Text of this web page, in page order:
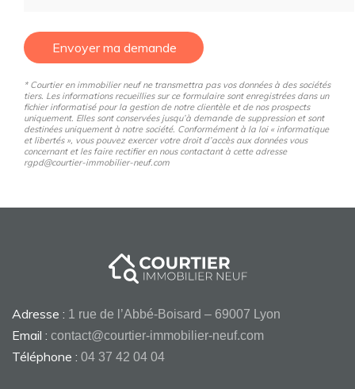
Envoyer ma demande
* Courtier en immobilier neuf ne transmettra pas vos données à des sociétés
tiers. Les informations recueillies sur ce formulaire sont enregistrées dans un
fichier informatisé pour la gestion de notre clientèle et de nos prospects
uniquement. Elles sont conservées jusqu’à demande de suppression et sont
destinées uniquement à notre société. Conformément à la loi « informatique
et libertés », vous pouvez exercer votre droit d’accès aux données vous
concernant et les faire rectifier en nous contactant à cette adresse
rgpd@courtier-immobilier-neuf.com
Adresse : 1 rue de l’Abbé-Boisard – 69007 Lyon
Email : contact@courtier-immobilier-neuf.com
Téléphone : 04 37 42 04 04